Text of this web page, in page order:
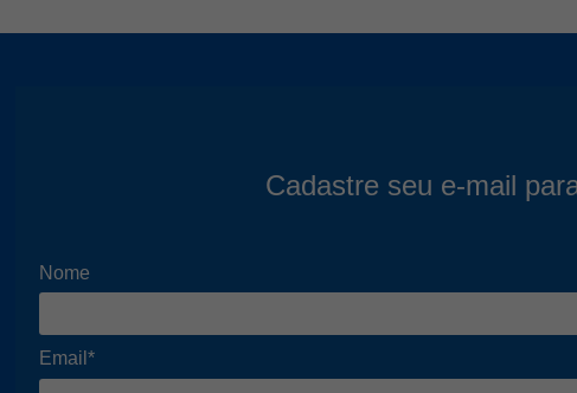
Cadastre seu e-mail
Nome
Email*